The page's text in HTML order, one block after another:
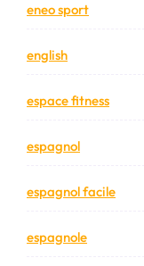
eneo sport
english
espace fitness
espagnol
espagnol facile
espagnole